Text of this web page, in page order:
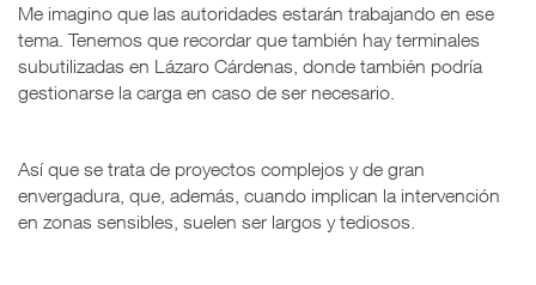
Me imagino que las autoridades estarán trabajando en ese
tema. Tenemos que recordar que también hay terminales
subutilizadas en Lázaro Cárdenas, donde también podría
gestionarse la carga en caso de ser necesario.
Así que se trata de proyectos complejos y de gran
envergadura, que, además, cuando implican la intervención
en zonas sensibles, suelen ser largos y tediosos.